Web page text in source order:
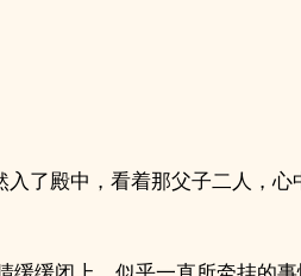
了殿中，看着那父子二人，心